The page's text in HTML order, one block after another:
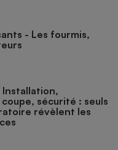
- Les fourmis,
sécurité : seuls
révèlent les